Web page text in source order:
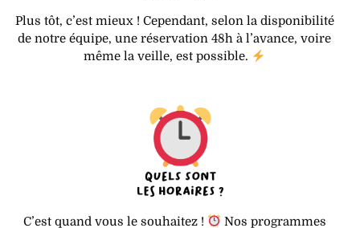
Plus tôt, c’est mieux ! Cependant, selon la disponibilité
de notre équipe, une réservation 48h à l’avance, voire
même la veille, est possible.
C’est quand vous le souhaitez !
Nos programmes